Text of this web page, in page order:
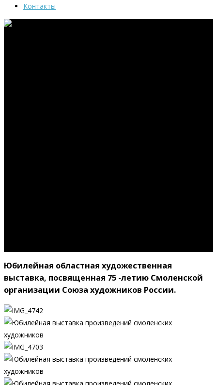
Контакты
Юбилейная областная художественная
выставка, посвященная 75 -летию Смоленской
организации Союза художников России.